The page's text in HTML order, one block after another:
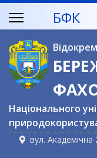
БФК
Національного
вул.